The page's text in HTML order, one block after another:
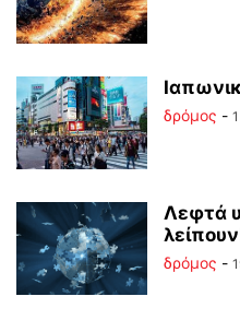
δρόμος -
Λεφτά
δρόμος -